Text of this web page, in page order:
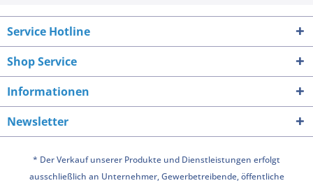
Service Hotline
Shop Service
Informationen
Newsletter
* Der Verkauf unserer Produkte und Dienstleistungen erfolgt
ausschließlich an Unternehmer, Gewerbetreibende, öffentliche